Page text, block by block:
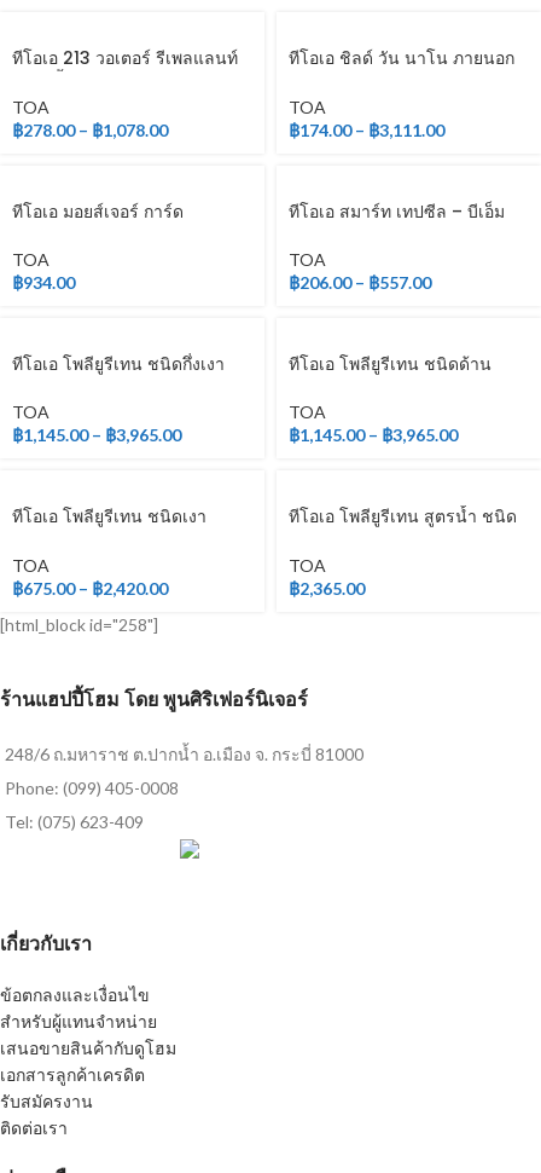
ทีโอเอ 213 วอเตอร์ รีเพลแลนท์
TOA
฿278.00 – ฿1,078.00
ทีโอเอ ชิลด์ วัน นาโน ภายนอก
TOA
฿174.00 – ฿3,111.00
ทีโอเอ มอยส์เจอร์ การ์ด
TOA
฿934.00
ทีโอเอ สมาร์ท เทปซีล – บีเอ็ม
TOA
฿206.00 – ฿557.00
ทีโอเอ โพลียูรีเทน ชนิดกึ่งเงา
TOA
฿1,145.00 – ฿3,965.00
ทีโอเอ โพลียูรีเทน ชนิดด้าน
TOA
฿1,145.00 – ฿3,965.00
ทีโอเอ โพลียูรีเทน ชนิดเงา
TOA
฿675.00 – ฿2,420.00
ทีโอเอ โพลียูรีเทน สูตรน้ำ ชนิด
TOA
฿2,365.00
[html_block id="258"]
ร้านแฮปปี้โฮม โดย พูนศิริเฟอร์นิเจอร์
248/6 ถ.มหาราช ต.ปากน้ำ อ.เมือง จ. กระบี่ 81000
Phone: (099) 405-0008
Tel: (075) 623-409
เกี่ยวกับเรา
ข้อตกลงและเงื่อนไข
สำหรับผู้แทนจำหน่าย
เสนอขายสินค้ากับดูโฮม
เอกสารลูกค้าเครดิต
รับสมัครงาน
ติดต่อเรา